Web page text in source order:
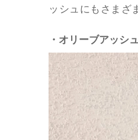
ッシュにもさまざ
・オリーブアッシュ